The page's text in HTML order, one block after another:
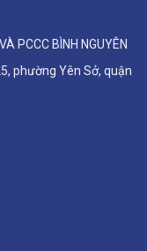
PCCC BÌNH NGUYÊN
phường Yên Sở, quận